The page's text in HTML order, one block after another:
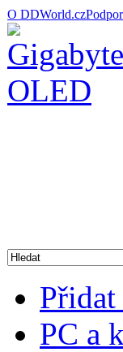
O DDWorld.cz
PC a